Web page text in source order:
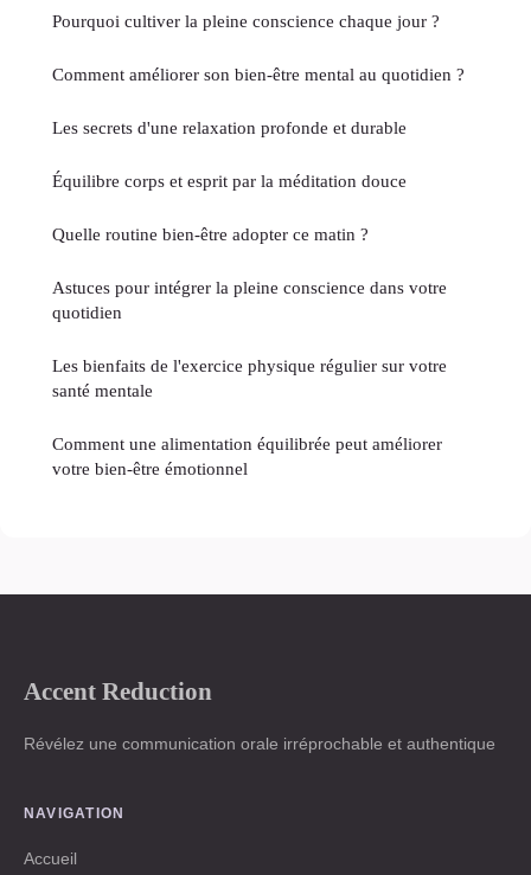
Pourquoi cultiver la pleine conscience chaque jour ?
Comment améliorer son bien-être mental au quotidien ?
Les secrets d'une relaxation profonde et durable
Équilibre corps et esprit par la méditation douce
Quelle routine bien-être adopter ce matin ?
Astuces pour intégrer la pleine conscience dans votre
quotidien
Les bienfaits de l'exercice physique régulier sur votre
santé mentale
Comment une alimentation équilibrée peut améliorer
votre bien-être émotionnel
Accent Reduction
Révélez une communication orale irréprochable et authentique
NAVIGATION
Accueil